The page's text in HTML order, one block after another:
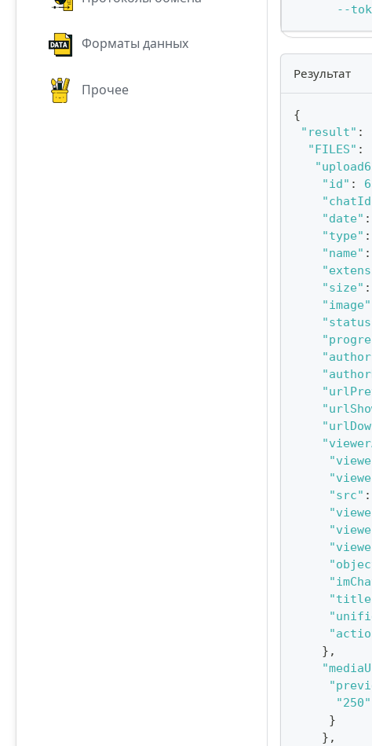
Форматы данных
Прочее
--
Результат
{
"result" :
"FILES" :
"id" :
"date" :
"type" :
"name" :
"size" :
"image"
"src" :
} ,
"250"
}
} ,